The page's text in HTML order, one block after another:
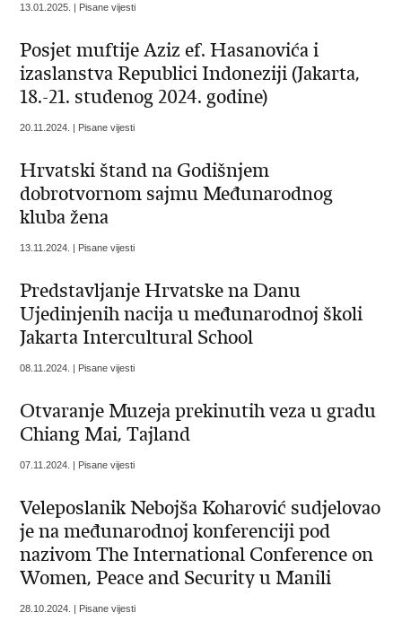
13.01.2025. | Pisane vijesti
Posjet muftije Aziz ef. Hasanovića i
izaslanstva Republici Indoneziji (Jakarta,
18.-21. studenog 2024. godine)
20.11.2024. | Pisane vijesti
Hrvatski štand na Godišnjem
dobrotvornom sajmu Međunarodnog
kluba žena
13.11.2024. | Pisane vijesti
Predstavljanje Hrvatske na Danu
Ujedinjenih nacija u međunarodnoj školi
Jakarta Intercultural School
08.11.2024. | Pisane vijesti
Otvaranje Muzeja prekinutih veza u gradu
Chiang Mai, Tajland
07.11.2024. | Pisane vijesti
Veleposlanik Nebojša Koharović sudjelovao
je na međunarodnoj konferenciji pod
nazivom The International Conference on
Women, Peace and Security u Manili
28.10.2024. | Pisane vijesti